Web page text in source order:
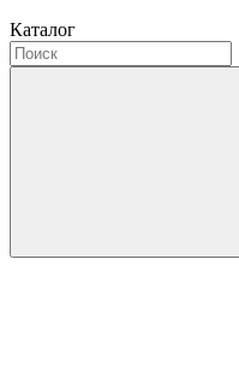
Каталог